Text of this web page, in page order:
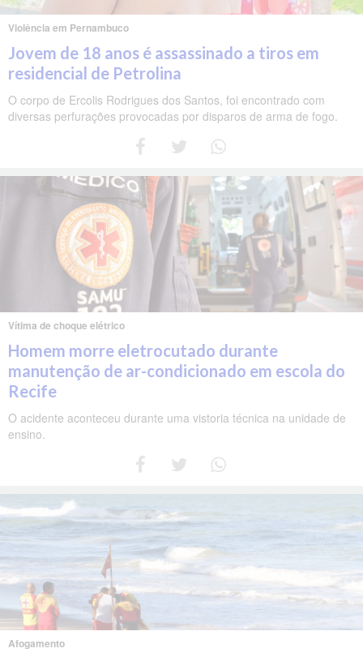
Violência em Pernambuco
Jovem de 18 anos é assassinado a tiros em
residencial de Petrolina
O corpo de Ercolis Rodrigues dos Santos, foi encontrado com
diversas perfurações provocadas por disparos de arma de fogo.
Vítima de choque elétrico
Homem morre eletrocutado durante
manutenção de ar-condicionado em escola do
Recife
O acidente aconteceu durante uma vistoria técnica na unidade de
ensino.
Afogamento